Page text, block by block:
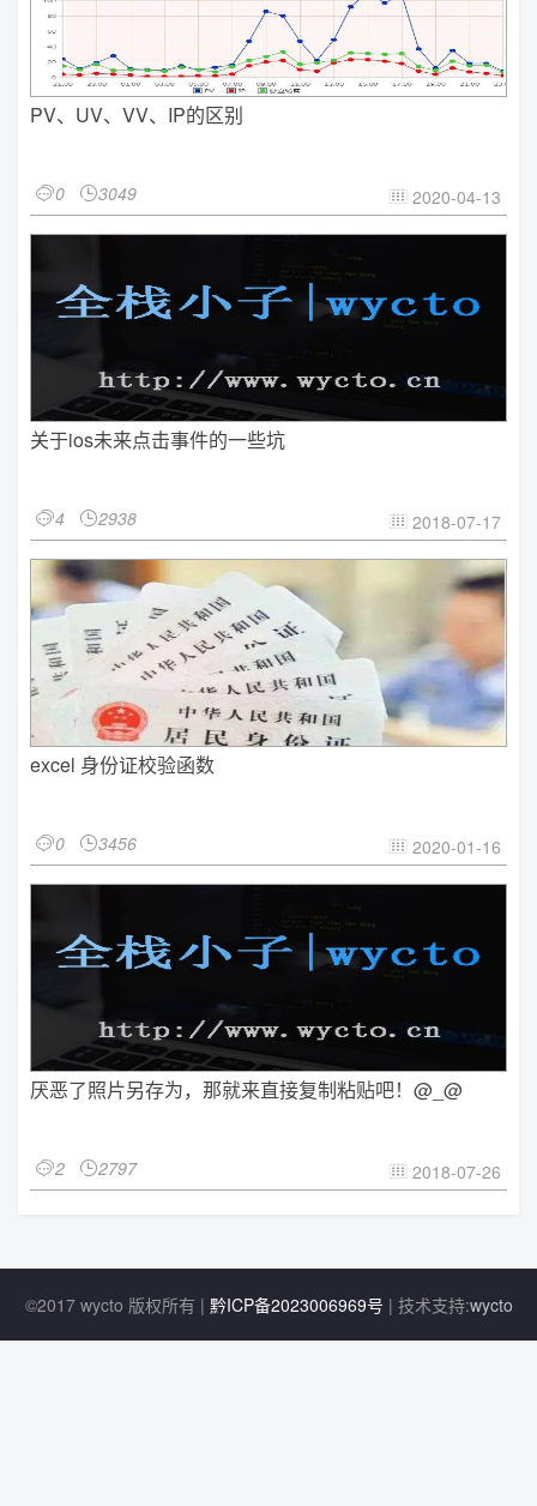
PV、UV、VV、IP的区别
0 3049  2020-04-13
关于ios未来点击事件的一些坑
4 2938  2018-07-17
excel 身份证校验函数
0 3456  2020-01-16
厌恶了照片另存为，那就来直接复制粘贴吧！@_@
2 2797  2018-07-26
©2017 wycto 版权所有 | 黔ICP备2023006969号 | 技术支持:wycto